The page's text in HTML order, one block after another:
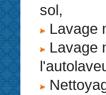
sol,
Lavage
Lavage